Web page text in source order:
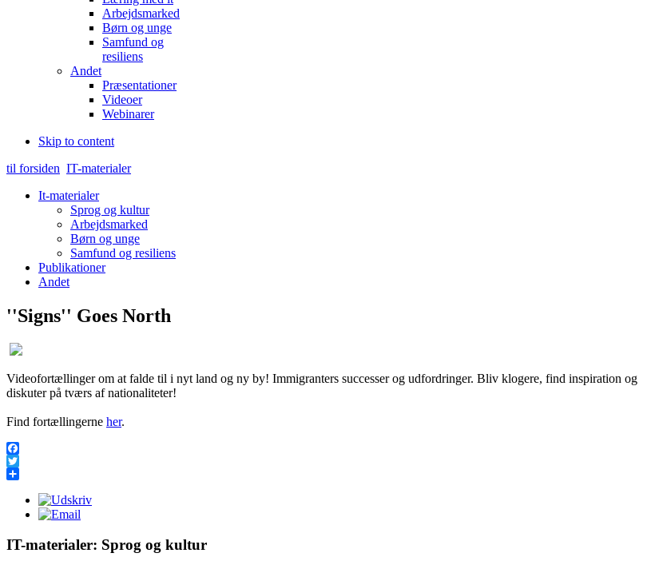
Arbejdsmarked
Børn og unge
Samfund og
resiliens
Andet
Præsentationer
Videoer
Webinarer
Skip to content
til forsiden IT-materialer
It-materialer
Sprog og kultur
Arbejdsmarked
Børn og unge
Samfund og resiliens
Publikationer
Andet
''Signs'' Goes North
Videofortællinger om at falde til i nyt land og ny by! Immigranters successer og udfordringer. Bliv klogere, find inspiration og
diskuter på tværs af nationaliteter!
Find fortællingerne her.
Facebook
Twitter
IT-materialer: Sprog og kultur